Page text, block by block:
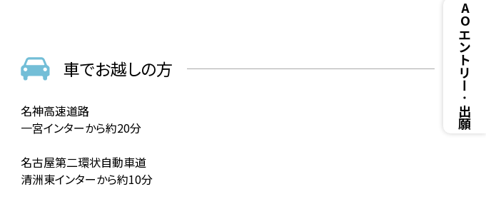
AOエントリー
出願
車でお越しの方
名神高速道路
一宮インターから約20分
名古屋第二環状自動車道
清洲東インターから約10分